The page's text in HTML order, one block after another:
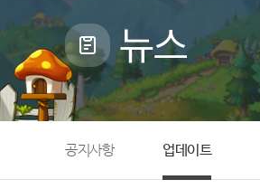
캐시샵 공지
메이플 알림판
with maple
뉴스
공지사항 업데이트